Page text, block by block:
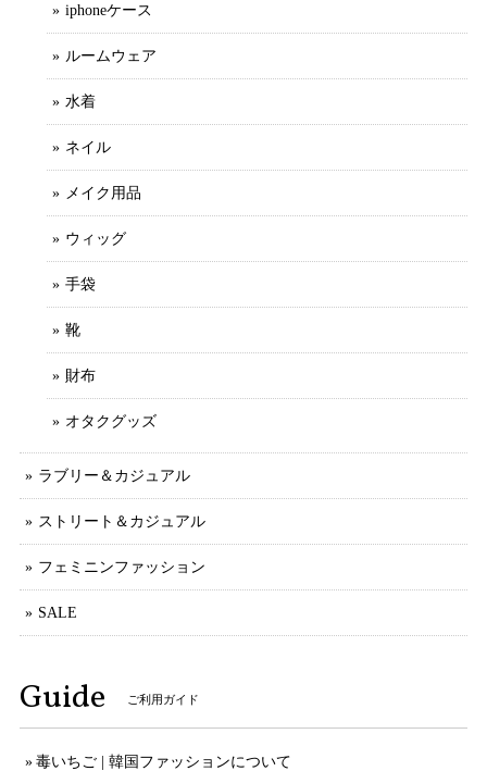
iphoneケース
ルームウェア
水着
ネイル
メイク用品
ウィッグ
手袋
靴
財布
オタクグッズ
ラブリー＆カジュアル
ストリート＆カジュアル
フェミニンファッション
SALE
Guide ご利用ガイド
毒いちご | 韓国ファッションについて